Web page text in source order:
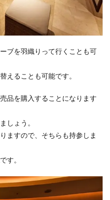
ブを羽織りって行くことも可
えることも可能です。
品を購入することになります
しょう。
ますので、そちらも持参しま
す。